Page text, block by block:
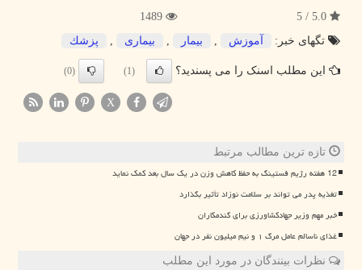
تگهای خبر:
آموزش , بیمار , بیماری , پزشك
این مطلب اسنک را می پسندید؟ (1)
(0)
X
تازه ترین مطالب مرتبط
12 هفته رژیم فستینگ به حفظ کاهش وزن در یک سال بعد کمک نماید
تغذیه پدر می تواند بر سلامت نوزاد تأثیر بگذارد
خبر مهم وزیر جهادکشاورزی برای گندمکاران
غذای ناسالم عامل مرگ ۱ و نیم میلیون نفر در جهان
نظرات بینندگان در مورد این مطلب